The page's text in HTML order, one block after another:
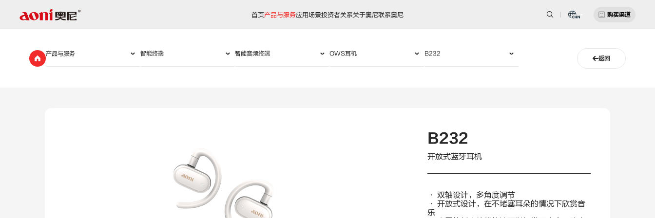
于
首页产品与服务应用场景投资者关系关于奥尼联系奥尼 购买渠道
返回
B232
开放式蓝牙耳机
· 双轴设计，多角度调节
·开放式设计，在不堵塞耳朵的情况下欣赏音
乐